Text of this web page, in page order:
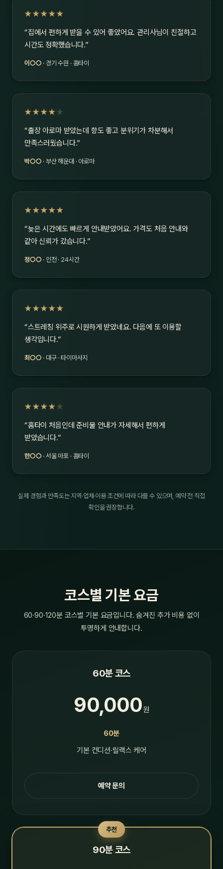
★★★★★
“집에서 편하게 받을 수 있어 좋았어요. 관리사님이 친절하고
시간도 정확했습니다.”
이○○ · 경기 수원 · 홈타이
★★★★ ★
“출장 아로마 받았는데 향도 좋고 분위기가 차분해서
만족스러웠습니다.”
박○○ · 부산 해운대 · 아로마
★★★★★
“늦은 시간에도 빠르게 안내받았어요. 가격도 처음 안내와
같아 신뢰가 갔습니다.”
정○○ · 인천 · 24시간
★★★★★
“스트레칭 위주로 시원하게 받았네요. 다음에 또 이용할
생각입니다.”
최○○ · 대구 · 타이마사지
★★★★ ★
“홈타이 처음인데 준비물 안내가 자세해서 편하게
받았습니다.”
한○○ · 서울 마포 · 홈타이
실제 경험과 만족도는 지역·업체·이용 조건에 따라 다를 수 있으며, 예약 전 직접
확인을 권장합니다.
코스별 기본 요금
60·90·120분 코스별 기본 요금입니다. 숨겨진 추가 비용 없이
투명하게 안내합니다.
60분 코스
90,000원
60분
기본 컨디션·릴랙스 케어
예약 문의
추천
90분 코스